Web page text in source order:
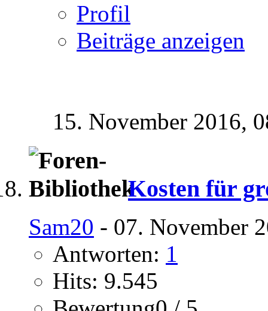
Profil
Beiträge anzeigen
15. November 2016,
Kosten für
Sam20 - 07. November
Antworten: 1
Hits: 9.545